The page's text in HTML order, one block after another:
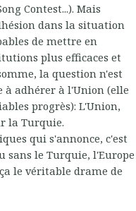
Contest...). Mais
dans la situation
de mettre en
plus efficaces et
la question n'est
à adhérer à l'Union (elle
progrès): L'Union,
la Turquie.
qui s'annonce, c'est
sans le Turquie, l'Europe
le véritable drame de